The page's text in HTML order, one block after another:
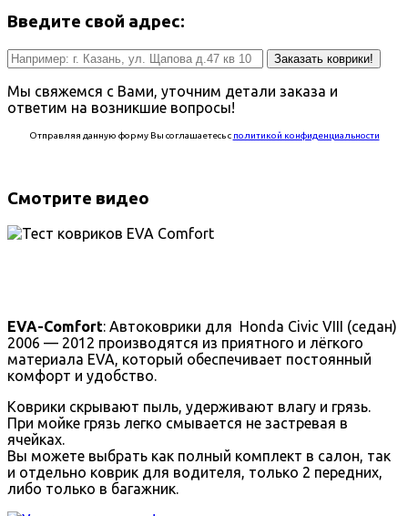
Введите свой адрес:
Заказать коврики!
Мы свяжемся с Вами, уточним детали заказа и
ответим на возникшие вопросы!
Отправляя данную форму Вы соглашаетесь с политикой конфиденциальности
Смотрите видео
EVA-Comfort: Автоковрики для Honda Civic VIII (седан)
2006 — 2012 производятся из приятного и лёгкого
материала EVA, который обеспечивает постоянный
комфорт и удобство.
Коврики скрывают пыль, удерживают влагу и грязь.
При мойке грязь легко смывается не застревая в
ячейках.
Вы можете выбрать как полный комплект в салон, так
и отдельно коврик для водителя, только 2 передних,
либо только в багажник.